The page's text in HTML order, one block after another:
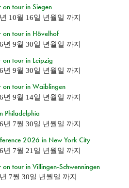
on tour in Siegen
10월 16일 년월일 까지
on tour in Hövelhof
년 9월 30일 년월일 까지
on tour in Leipzig
년 9월 30일 년월일 까지
on tour in Waiblingen
년 9월 14일 년월일 까지
Philadelphia
년 7월 30일 년월일 까지
2026 in New York City
년 7월 21일 년월일 까지
tour in Villingen-Schwenningen
7월 30일 년월일 까지